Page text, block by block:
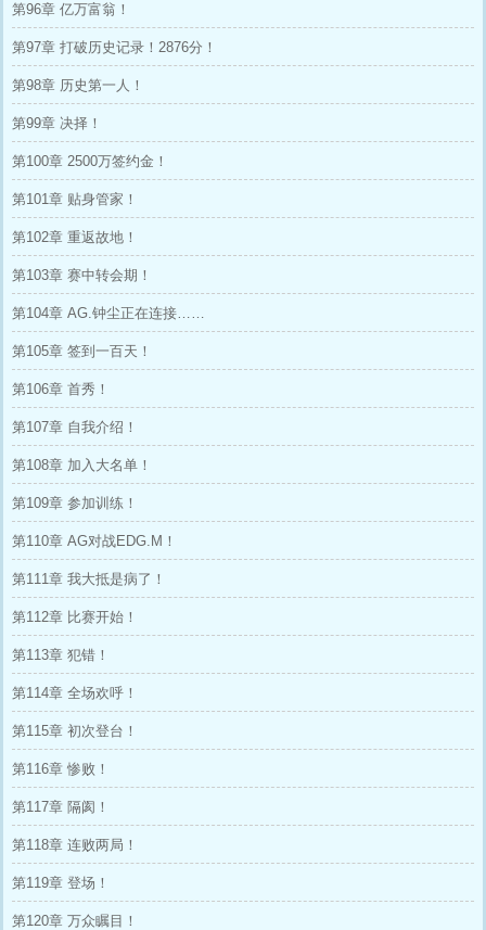
第96章 亿万富翁！
第97章 打破历史记录！2876分！
第98章 历史第一人！
第99章 决择！
第100章 2500万签约金！
第101章 贴身管家！
第102章 重返故地！
第103章 赛中转会期！
第104章 AG.钟尘正在连接……
第105章 签到一百天！
第106章 首秀！
第107章 自我介绍！
第108章 加入大名单！
第109章 参加训练！
第110章 AG对战EDG.M！
第111章 我大抵是病了！
第112章 比赛开始！
第113章 犯错！
第114章 全场欢呼！
第115章 初次登台！
第116章 惨败！
第117章 隔阂！
第118章 连败两局！
第119章 登场！
第120章 万众瞩目！